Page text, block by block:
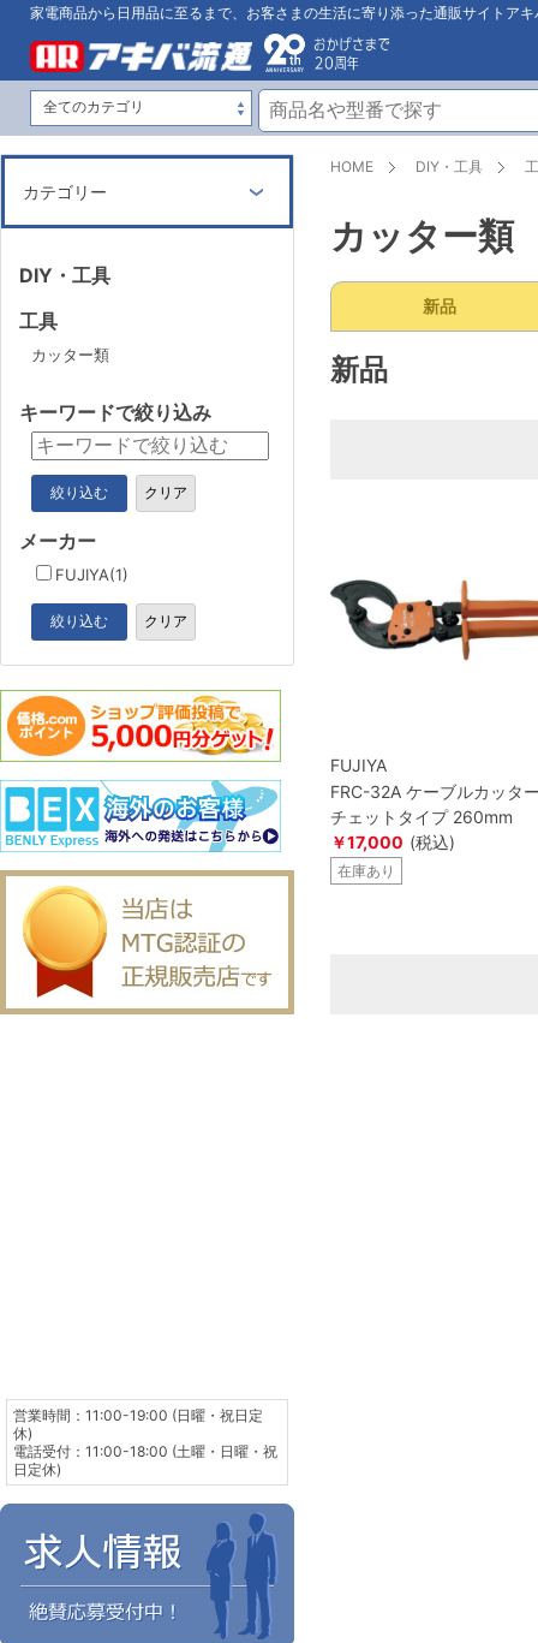
家電商品から日用品に至るまで、お客さまの生活に寄り添った通販サイトアキ
HOME DIY・工具
カッター類
新品
新品
FUJIYA
FRC-32A ケーブルカッタ
チェットタイプ 260mm
￥17,000 (税込)
在庫あり
カテゴリー
DIY・工具
工具
カッター類
キーワードで絞り込み
絞り込む クリア
メーカー
FUJIYA(1)
絞り込む クリア
営業時間：11:00-19:00 (日曜・祝日定
休)
電話受付：11:00-18:00 (土曜・日曜・祝
日定休)